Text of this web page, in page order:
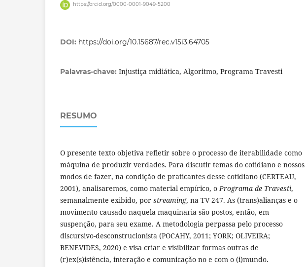
https://orcid.org/0000-0001-9049-5200
DOI: https://doi.org/10.15687/rec.v15i3.64705
Palavras-chave: Injustiça midiática, Algoritmo, Programa Travesti
RESUMO
O presente texto objetiva refletir sobre o processo de iterabilidade como
máquina de produzir verdades. Para discutir temas do cotidiano e nossos
modos de fazer, na condição de praticantes desse cotidiano (CERTEAU,
2001), analisaremos, como material empírico, o Programa de Travesti,
semanalmente exibido, por streaming, na TV 247. As (trans)alianças e o
movimento causado naquela maquinaria são postos, então, em
suspenção, para seu exame. A metodologia perpassa pelo processo
discursivo-desconstrucionista (POCAHY, 2011; YORK; OLIVEIRA;
BENEVIDES, 2020) e visa criar e visibilizar formas outras de
(r)ex(s)istência, interação e comunicação no e com o (i)mundo.